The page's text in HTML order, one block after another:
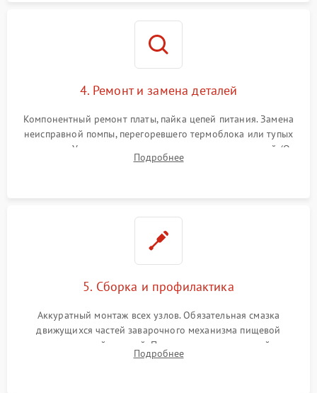
4. Ремонт и замена деталей
Компонентный ремонт платы, пайка цепей питания. Замена
неисправной помпы, перегоревшего термоблока или тупых
жерновов. Установка новых силиконовых уплотнителей (O-
ring) и тефлоновых трубок для надежного устранения
Подробнее
5. Сборка и профилактика
Аккуратный монтаж всех узлов. Обязательная смазка
движущихся частей заварочного механизма пищевой
силиконовой смазкой. Проведение программной
декальцинации и очистки системы от кофейных масел.
Подробнее